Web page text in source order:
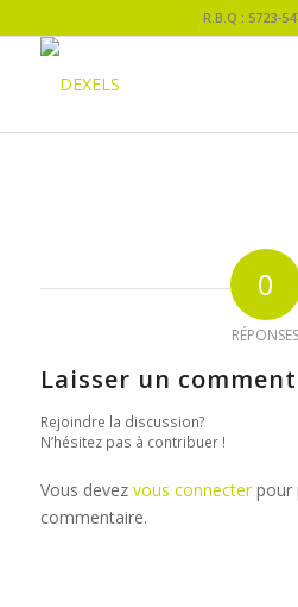
R.B.Q : 5723-
0
RÉPONSES
Laisser un
Rejoindre la discussion?
N’hésitez pas à contribuer !
Vous devez vous connecterpour
commentaire.